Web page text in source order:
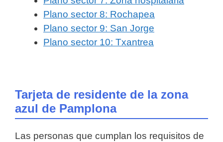
Plano sector 8: Rochapea
Plano sector 9: San Jorge
Plano sector 10: Txantrea
Tarjeta de residente de la zona
azul de Pamplona
Las personas que cumplan los requisitos de